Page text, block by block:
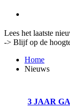
Lees het laatste
-> Blijf op de
Home
Nieuws
3 JAAR